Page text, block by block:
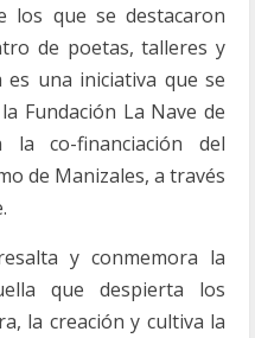
que se destacaron
de poetas, talleres y
es una iniciativa que se
Fundación La Nave de
co-financiación del
de Manizales, a través
y conmemora la
que despierta los
la creación y cultiva la